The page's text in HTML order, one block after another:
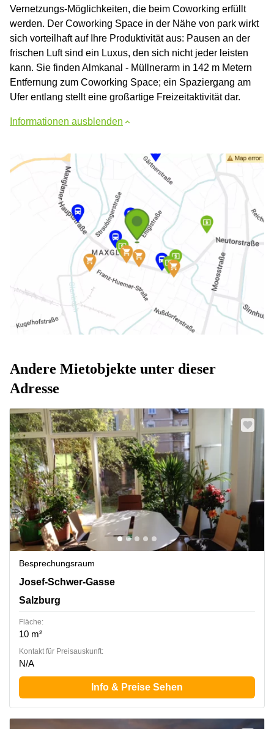
Vernetzungs-Möglichkeiten, die beim Coworking erfüllt
werden. Der Coworking Space in der Nähe von park wirkt
sich vorteilhaft auf Ihre Produktivität aus: Pausen an der
frischen Luft sind ein Luxus, den sich nicht jeder leisten
kann. Sie finden Almkanal - Müllnerarm in 142 m Metern
Entfernung zum Coworking Space; ein Spaziergang am
Ufer entlang stellt eine großartige Freizeitaktivität dar.
Informationen ausblenden
Andere Mietobjekte unter dieser
Adresse
Besprechungsraum
Josef-Schwer-Gasse 9a, Salzburg
Josef-Schwer-Gasse
Salzburg
Fläche:
10 m²
Kontakt für Preisauskunft:
N/A
Info & Preise Sehen